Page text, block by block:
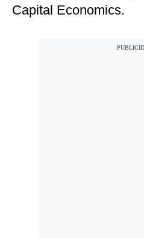
Capital Economics.